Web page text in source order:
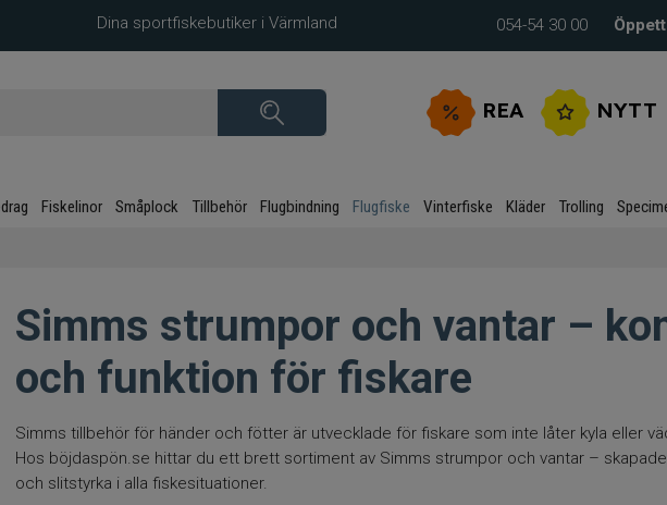
Dina sportfiskebutiker i Värmland 054-54 30 00
REA NYTT
Fiskelinor Småplock Tillbehör Flugbindning Flugfiske Vinterfiske Kläder Trolling
Simms strumpor och vantar –
och funktion för fiskare
Simms tillbehör för händer och fötter är utvecklade för fiskare som inte låter kyla eller
Hos böjdaspön.se hittar du ett brett sortiment av Simms strumpor och vantar –
och slitstyrka i alla fiskesituationer.